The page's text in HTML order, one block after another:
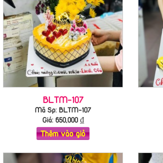
BLTM-107
Mã Sp: BLTM-107
Giá: 650,000₫
Thêm vào giỏ